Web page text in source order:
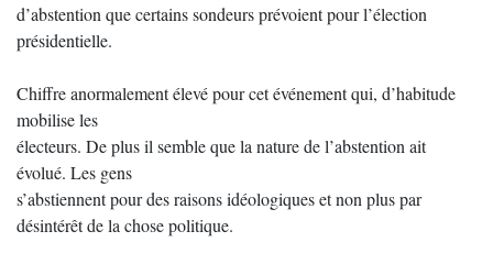
d’abstention que certains sondeurs prévoient pour l’élection
présidentielle.
Chiffre anormalement élevé pour cet événement qui, d’habitude
mobilise les
électeurs. De plus il semble que la nature de l’abstention ait
évolué. Les gens
s’abstiennent pour des raisons idéologiques et non plus par
désintérêt de la chose politique.